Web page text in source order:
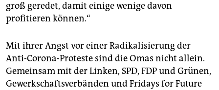
groß geredet, damit einige wenige davon
profitieren können.“
Mit ihrer Angst vor einer Radikalisierung der
Anti-Corona-Proteste sind die Omas nicht allein.
Gemeinsam mit der Linken, SPD, FDP und Grünen,
Gewerkschaftsverbänden und Fridays for Future